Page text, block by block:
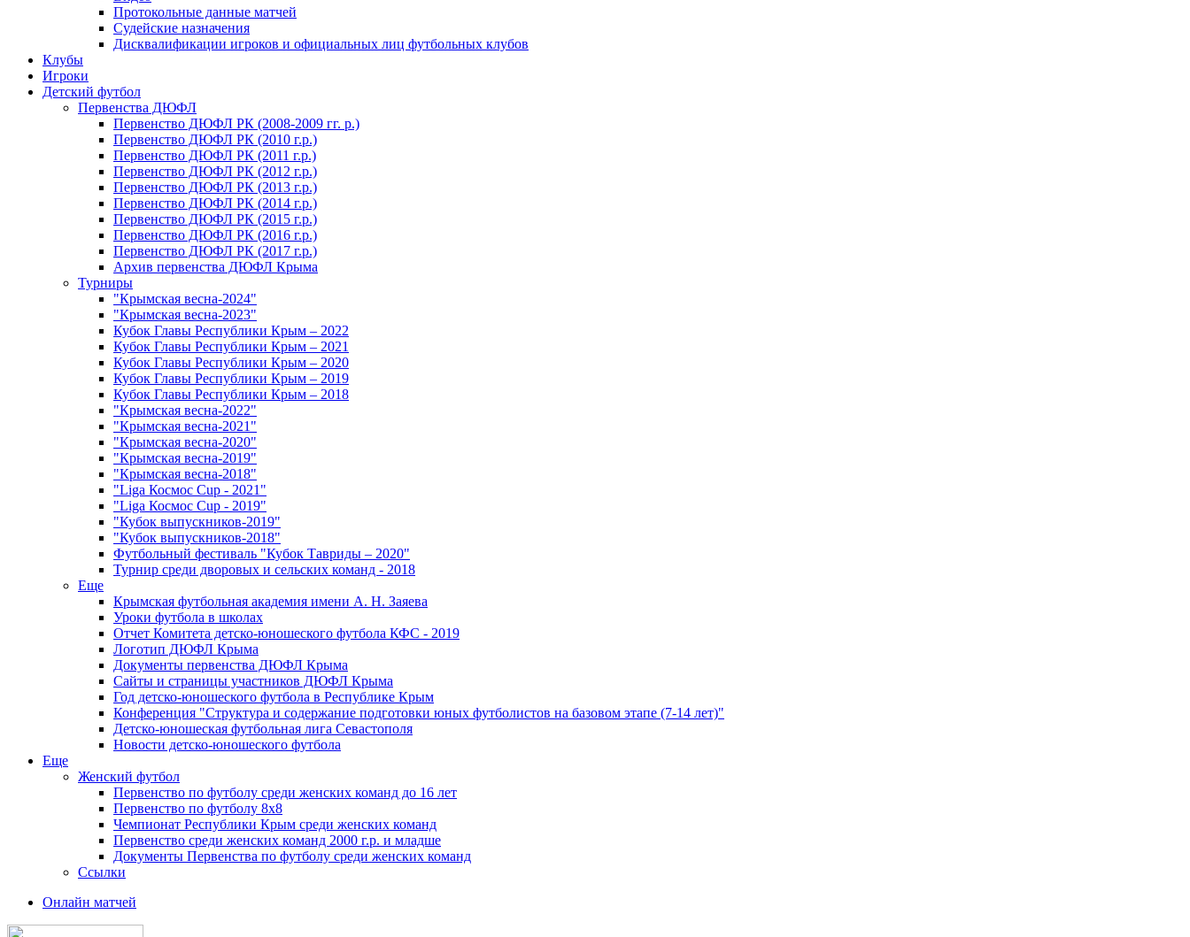
Протокольные данные матчей
Судейские назначения
Дисквалификации игроков и официальных лиц футбольных клубов
Клубы
Игроки
Детский футбол
Первенства ДЮФЛ
Первенство ДЮФЛ РК (2008-2009 гг. р.)
Первенство ДЮФЛ РК (2010 г.р.)
Первенство ДЮФЛ РК (2011 г.р.)
Первенство ДЮФЛ РК (2012 г.р.)
Первенство ДЮФЛ РК (2013 г.р.)
Первенство ДЮФЛ РК (2014 г.р.)
Первенство ДЮФЛ РК (2015 г.р.)
Первенство ДЮФЛ РК (2016 г.р.)
Первенство ДЮФЛ РК (2017 г.р.)
Архив первенства ДЮФЛ Крыма
Турниры
"Крымская весна-2024"
"Крымская весна-2023"
Кубок Главы Республики Крым – 2022
Кубок Главы Республики Крым – 2021
Кубок Главы Республики Крым – 2020
Кубок Главы Республики Крым – 2019
Кубок Главы Республики Крым – 2018
"Крымская весна-2022"
"Крымская весна-2021"
"Крымская весна-2020"
"Крымская весна-2019"
"Крымская весна-2018"
"Liga Космос Cup - 2021"
"Liga Космос Cup - 2019"
"Кубок выпускников-2019"
"Кубок выпускников-2018"
Футбольный фестиваль "Кубок Тавриды – 2020"
Турнир среди дворовых и сельских команд - 2018
Еще
Крымская футбольная академия имени А. Н. Заяева
Уроки футбола в школах
Отчет Комитета детско-юношеского футбола КФС - 2019
Логотип ДЮФЛ Крыма
Документы первенства ДЮФЛ Крыма
Сайты и страницы участников ДЮФЛ Крыма
Год детско-юношеского футбола в Республике Крым
Конференция "Структура и содержание подготовки юных футболистов на базовом этапе (7-14 лет)"
Детско-юношеская футбольная лига Севастополя
Новости детско-юношеского футбола
Еще
Женский футбол
Первенство по футболу среди женских команд до 16 лет
Первенство по футболу 8х8
Чемпионат Республики Крым среди женских команд
Первенство среди женских команд 2000 г.р. и младше
Документы Первенства по футболу среди женских команд
Ссылки
Онлайн матчей